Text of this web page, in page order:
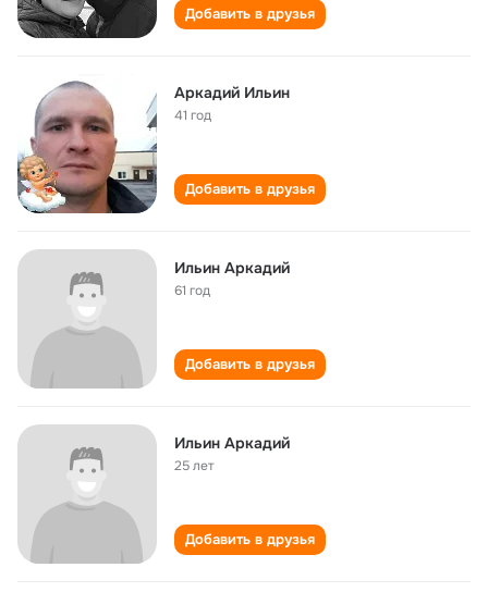
Добавить в друзья
Аркадий Ильин
41 год
Добавить в друзья
Ильин Аркадий
61 год
Добавить в друзья
Ильин Аркадий
25 лет
Добавить в друзья